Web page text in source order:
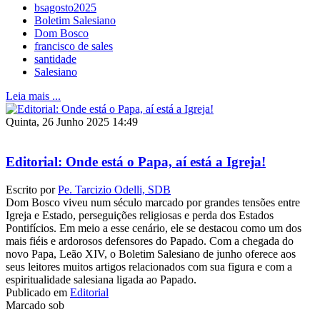
bsagosto2025
Boletim Salesiano
Dom Bosco
francisco de sales
santidade
Salesiano
Leia mais ...
Quinta, 26 Junho 2025 14:49
Editorial: Onde está o Papa, aí está a Igreja!
Escrito porPe. Tarcizio Odelli, SDB
Dom Bosco viveu num século marcado por grandes tensões entre
Igreja e Estado, perseguições religiosas e perda dos Estados
Pontifícios. Em meio a esse cenário, ele se destacou como um dos
mais fiéis e ardorosos defensores do Papado. Com a chegada do
novo Papa, Leão XIV, o Boletim Salesiano de junho oferece aos
seus leitores muitos artigos relacionados com sua figura e com a
espiritualidade salesiana ligada ao Papado.
Publicado em Editorial
Marcado sob